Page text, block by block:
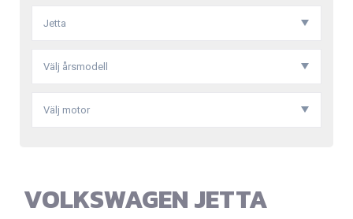
Jetta
Välj årsmodell
Välj motor
VOLKSWAGEN JETTA